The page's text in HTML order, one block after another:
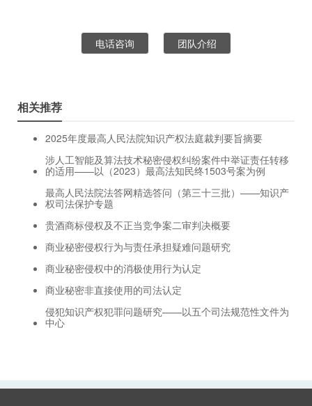
电话咨询 团队介绍
相关推荐
2025年度最高人民法院知识产权法庭裁判要旨摘要
涉人工智能及算法技术秘密侵权纠纷案件中举证责任转移
的适用——以（2023）最高法知民终1503号案为例
最高人民法院法答网精选答问（第三十三批）——知识产
权司法保护专题
贵酒商标侵权及不正当竞争案二审判决概要
商业秘密侵权行为与责任承担疑难问题研究
商业秘密侵权中的消极使用行为认定
商业秘密非直接使用的司法认定
侵犯知识产权犯罪问题研究——以五个司法规范性文件为
中心